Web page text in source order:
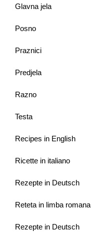
Glavna jela
Posno
Praznici
Predjela
Razno
Testa
Recipes in English
Ricette in italiano
Rezepte in Deutsch
Reteta in limba romana
Rezepte in Deutsch